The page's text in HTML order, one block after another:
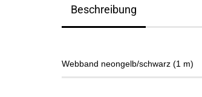
Beschreibung
Webband neongelb/schwarz (1 m)